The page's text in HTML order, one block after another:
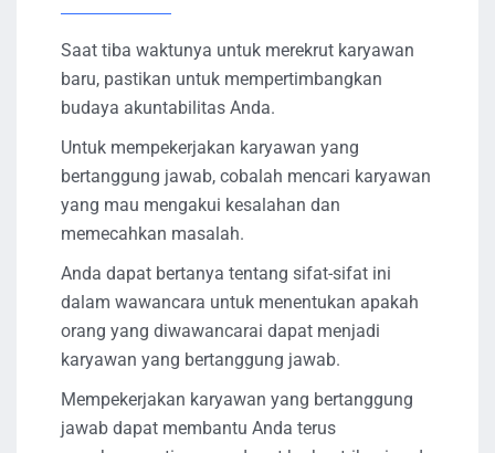
Saat tiba waktunya untuk merekrut karyawan
baru, pastikan untuk mempertimbangkan
budaya akuntabilitas Anda.
Untuk mempekerjakan karyawan yang
bertanggung jawab, cobalah mencari karyawan
yang mau mengakui kesalahan dan
memecahkan masalah.
Anda dapat bertanya tentang sifat-sifat ini
dalam wawancara untuk menentukan apakah
orang yang diwawancarai dapat menjadi
karyawan yang bertanggung jawab.
Mempekerjakan karyawan yang bertanggung
jawab dapat membantu Anda terus